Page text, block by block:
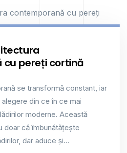
pereți cortină
se transformă constant, iar
din ce în ce mai
moderne. Această
doar că îmbunătățește
dar aduce și...